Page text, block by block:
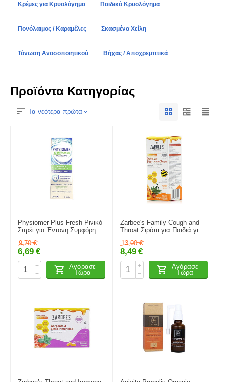
Κρέμες για Κρυολόγημα Παιδικό Κρυολόγημα
Πονόλαιμος / Καραμέλες Σκασμένα Χείλη
Τόνωση Ανοσοποιητικού Βήχας / Αποχρεμπτικά
Προϊόντα Κατηγορίας
Τα νεότερα πρώτα
Physiomer Plus Fresh Ρινικό
Σπρέι για Έντονη Συμφόρηση
9,70 €
6,69 €
+
−
Αγόρασε
Τώρα
Zarbee's Family Cough and
Throat Σιρόπι για Παιδιά για
χωρίς Γλουτένη Φρούτα
150ml
13,00 €
8,49 €
+
−
Αγόρασε
Τώρα